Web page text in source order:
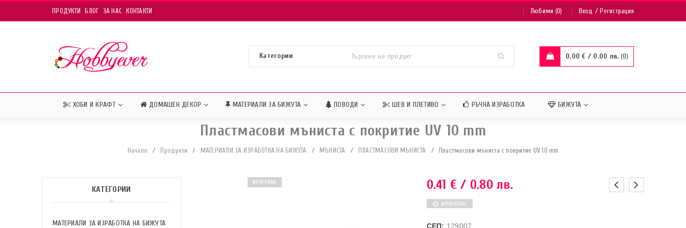
ПРОДУКТИ БЛОГ ЗА НАС КОНТАКТИ Любими (0) Вход /Регистрация
0.00€ / 0.00 лв. 0
ХОБИ И КРАФТ ДОМАШЕН ДЕКОР МАТЕРИАЛИ ЗА БИЖУТА ПОВОДИ ШЕВ И ПЛЕТИВО РЪЧНА ИЗРАБОТКА БИЖУТА
Пластмасови мъниста с покритие UV 10 mm
Начало / Продукти / МАТЕРИАЛИ ЗА ИЗРАБОТКА НА БИЖУТА / МЪНИСТА / ПЛАСТМАСОВИ МЪНИСТА / Пластмасови мъниста с покритие UV 10 mm
КАТЕГОРИИ
МАТЕРИАЛИ ЗА ИЗРАБОТКА НА БИЖУТА
ИЗЧЕРПАН 0.41 € / 0.80 лв.
ИЗЧЕРПАН
СЕП: 129007